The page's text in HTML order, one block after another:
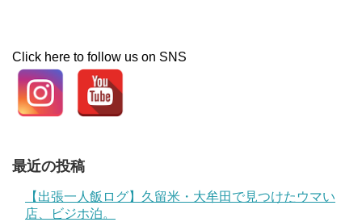
Click here to follow us on SNS
最近の投稿
【出張一人飯ログ】久留米・大牟田で見つけたウマい
店、ビジホ泊。